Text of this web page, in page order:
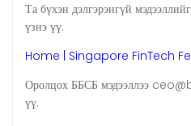
Та бүхэн дэлгэрэнгүй
үзнэ үү.
Home | Singapore FinTech
Оролцох ББСБ мэдээллээ
үү.